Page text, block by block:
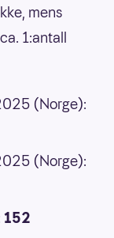
mens
1:antall
(Norge):
(Norge):
152